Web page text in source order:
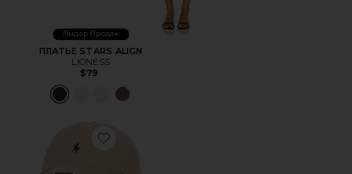
Лидер Продаж
ПЛАТЬЕ STARS ALIGN
LIONESS
$79
Favorite ШЛЯПА